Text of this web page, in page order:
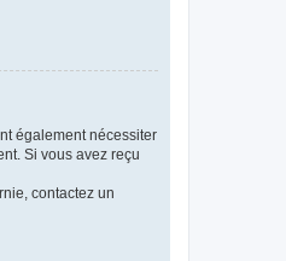
également nécessiter
Si vous avez reçu
contactez un